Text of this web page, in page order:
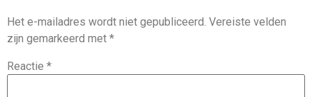
Het e-mailadres wordt niet gepubliceerd. Vereiste velden
zijn gemarkeerd met *
Reactie *